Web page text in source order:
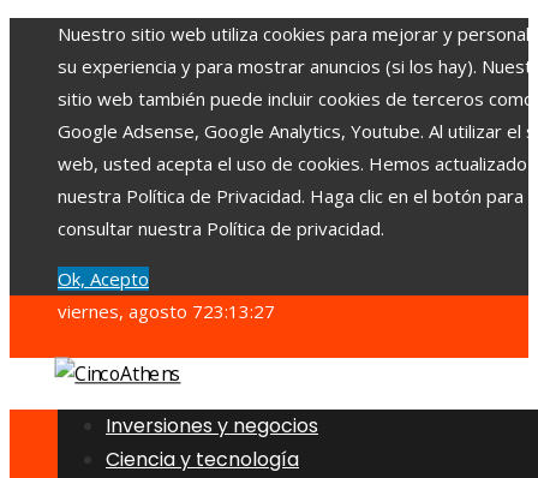
Nuestro sitio web utiliza cookies para mejorar y
su experiencia y para mostrar anuncios (si los hay).
sitio web también puede incluir cookies de terceros como
Google Adsense, Google Analytics, Youtube. Al utilizar el
web, usted acepta el uso de cookies. Hemos actualizado
nuestra Política de Privacidad. Haga clic en el botón para
consultar nuestra Política de privacidad.
Ok, Acepto
viernes, agosto 723:13:29
Inversiones y negocios
Ciencia y tecnología